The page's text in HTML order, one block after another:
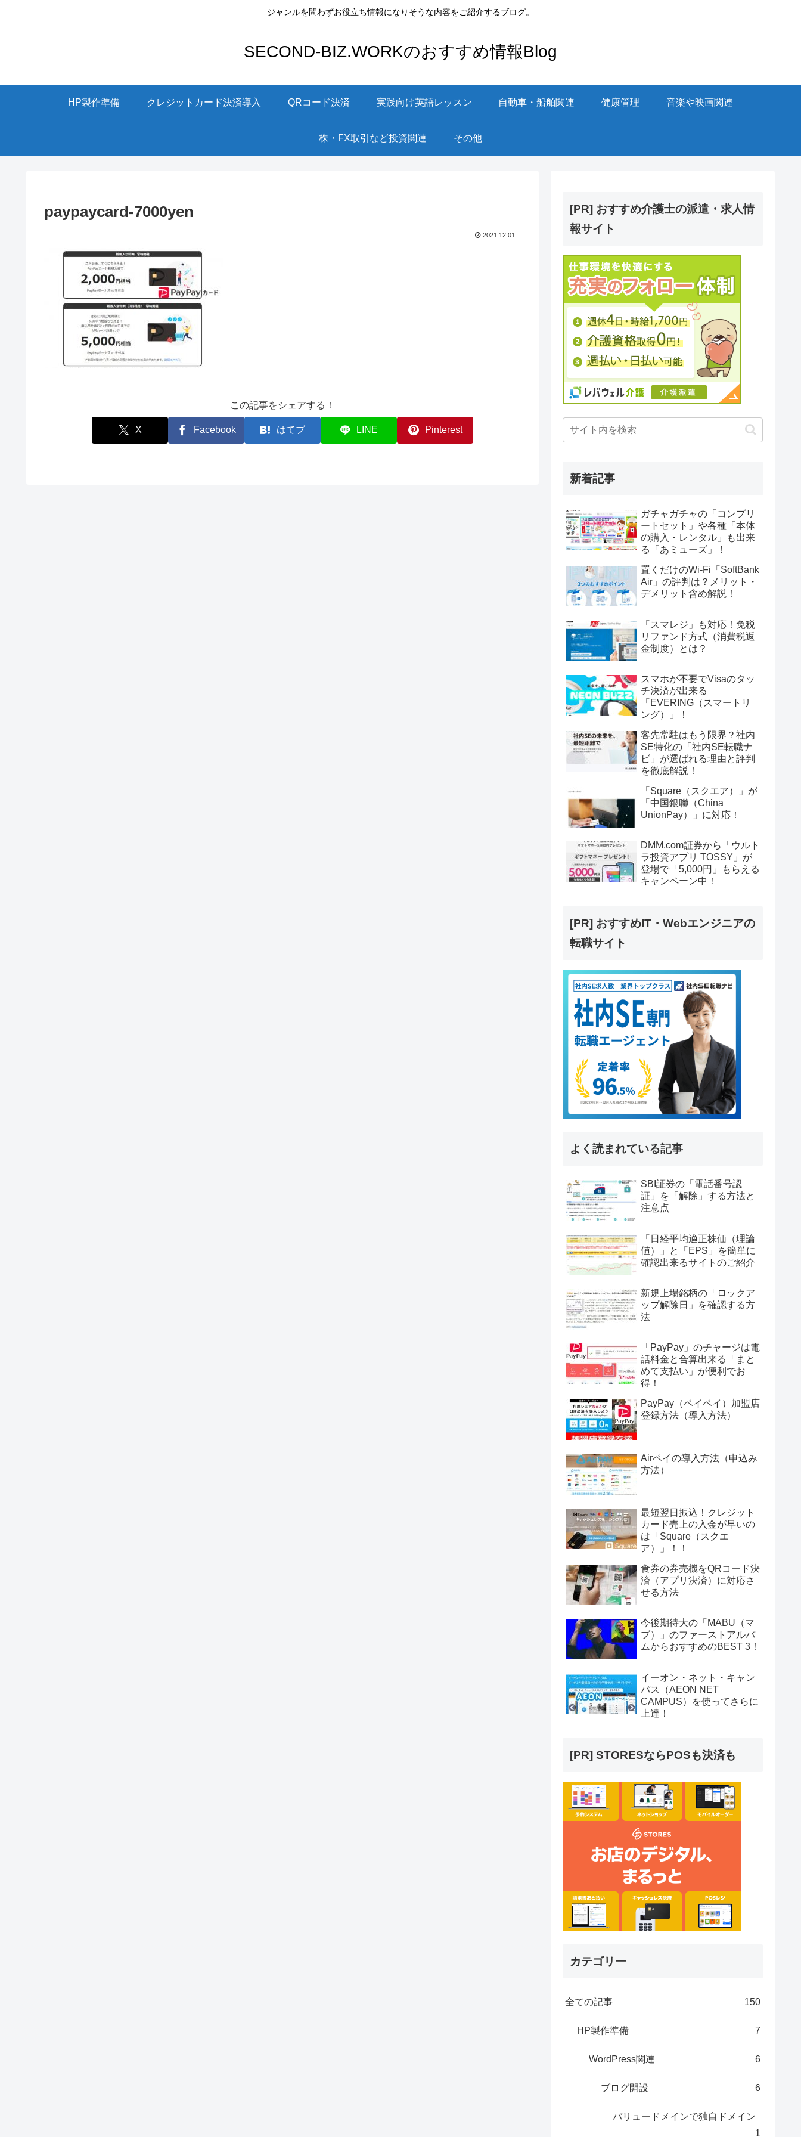
ジャンルを問わずお役立ち情報になりそうな内容をご紹介するブログ。
SECOND-BIZ.WORKのおすすめ情報Blog
HP製作準備 クレジットカード決済導入 QRコード決済 実践向け英語レッスン 自動車・船舶関連 健康管理 音楽や映画関連
株・FX取引など投資関連 その他
paypaycard-7000yen
2021.12.01
この記事をシェアする！
X Facebook はてブ LINE Pinterest
[PR] おすすめ介護士の派遣・求人情
報サイト
新着記事
ガチャガチャの「コンプリ
ートセット」や各種「本体
の購入・レンタル」も出来
る「あミューズ」！
置くだけのWi-Fi「SoftBank
Air」の評判は？メリット・
デメリット含め解説！
「スマレジ」も対応！免税
リファンド方式（消費税返
金制度）とは？
スマホが不要でVisaのタッ
チ決済が出来る
「EVERING（スマートリ
ング）」！
客先常駐はもう限界？社内
SE特化の「社内SE転職ナ
ビ」が選ばれる理由と評判
を徹底解説！
「Square（スクエア）」が
「中国銀聯（China
UnionPay）」に対応！
DMM.com証券から「ウルト
ラ投資アプリ TOSSY」が
登場で「5,000円」もらえる
キャンペーン中！
[PR] おすすめIT・Webエンジニアの
転職サイト
よく読まれている記事
SBI証券の「電話番号認
証」を「解除」する方法と
注意点
「日経平均適正株価（理論
値）」と「EPS」を簡単に
確認出来るサイトのご紹介
新規上場銘柄の「ロックア
ップ解除日」を確認する方
法
「PayPay」のチャージは電
話料金と合算出来る「まと
めて支払い」が便利でお
得！
PayPay（ペイペイ）加盟店
登録方法（導入方法）
Airペイの導入方法（申込み
方法）
最短翌日振込！クレジット
カード売上の入金が早いの
は「Square（スクエ
ア）」！！
食券の券売機をQRコード決
済（アプリ決済）に対応さ
せる方法
今後期待大の「MABU（マ
ブ）」のファーストアルバ
ムからおすすめのBEST 3！
イーオン・ネット・キャン
パス（AEON NET
CAMPUS）を使ってさらに
上達！
[PR] STORESならPOSも決済も
カテゴリー
全ての記事 150
HP製作準備 7
WordPress関連 6
ブログ開設 6
バリュードメインで独自ドメイン
1